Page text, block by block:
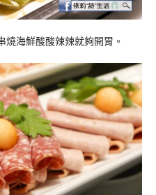
海鮮酸酸辣辣就夠開胃。